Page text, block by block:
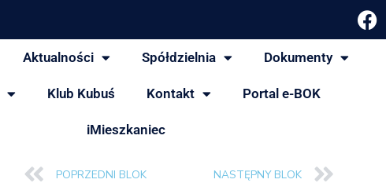
Aktualności Spółdzielnia Dokumenty
Klub Kubuś Kontakt Portal e-BOK
iMieszkaniec
POPRZEDNI BLOK NASTĘPNY BLOK